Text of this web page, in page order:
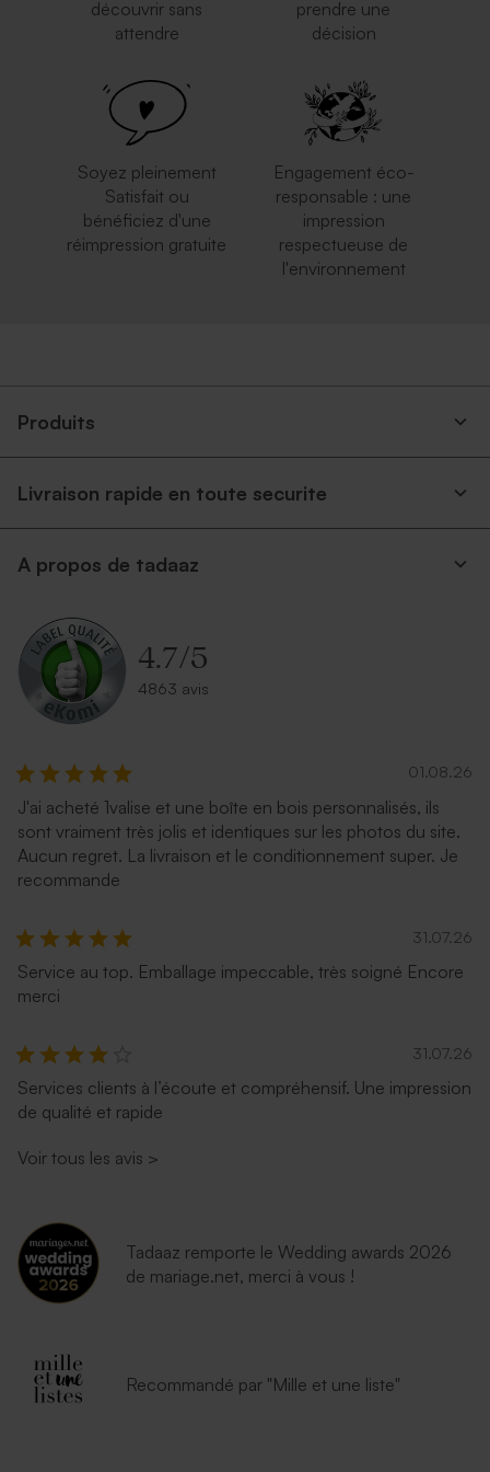
découvrir sans
attendre
prendre une
décision
Soyez pleinement
Satisfait ou
bénéficiez d'une
réimpression gratuite
Engagement éco-
responsable : une
impression
respectueuse de
l'environnement
Produits
Livraison rapide en toute securite
A propos de tadaaz
4.7/5
4863 avis
01.08.26
J'ai acheté 1valise et une boîte en bois personnalisés, ils
sont vraiment très jolis et identiques sur les photos du site.
Aucun regret. La livraison et le conditionnement super. Je
recommande
31.07.26
Service au top. Emballage impeccable, très soigné Encore
merci
31.07.26
Services clients à l’écoute et compréhensif. Une impression
de qualité et rapide
Voir tous les avis >
Tadaaz remporte le Wedding awards 2026
de mariage.net, merci à vous !
Recommandé par "Mille et une liste"